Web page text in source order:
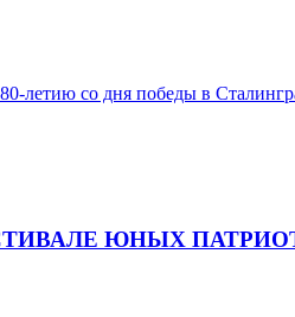
летию со дня победы в
ЮНЫХ